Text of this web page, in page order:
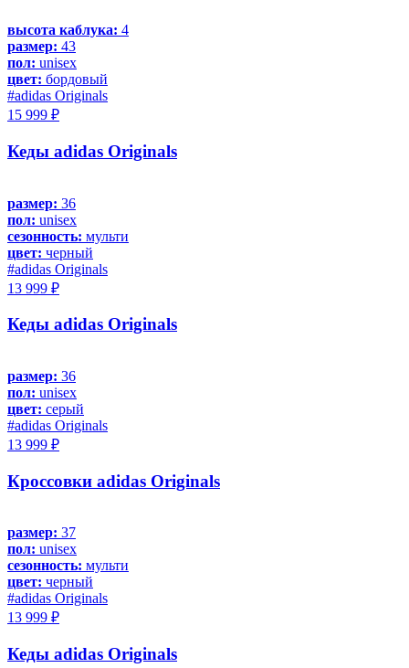
высота каблука: 4
размер: 43
пол: unisex
цвет: бордовый
#adidas Originals
15 999 ₽
Кеды adidas Originals
размер: 36
пол: unisex
сезонность: мульти
цвет: черный
#adidas Originals
13 999 ₽
Кеды adidas Originals
размер: 36
пол: unisex
цвет: серый
#adidas Originals
13 999 ₽
Кроссовки adidas Originals
размер: 37
пол: unisex
сезонность: мульти
цвет: черный
#adidas Originals
13 999 ₽
Кеды adidas Originals